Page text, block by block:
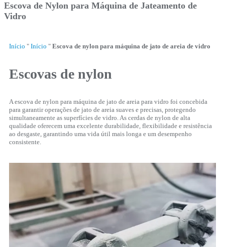
Escova de Nylon para Máquina de Jateamento de
Vidro
Início " Início " Escova de nylon para máquina de jato de areia de vidro
Escovas de nylon
A escova de nylon para máquina de jato de areia para vidro foi concebida
para garantir operações de jato de areia suaves e precisas, protegendo
simultaneamente as superfícies de vidro. As cerdas de nylon de alta
qualidade oferecem uma excelente durabilidade, flexibilidade e resistência
ao desgaste, garantindo uma vida útil mais longa e um desempenho
consistente.